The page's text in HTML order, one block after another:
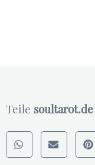
Teile soultarot.de